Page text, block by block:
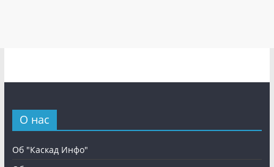
О нас
Об "Каскад Инфо"